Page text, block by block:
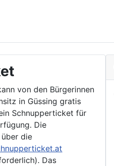
von den Bürgerinnen
in Güssing gratis
Schnupperticket für
Die
die
Das